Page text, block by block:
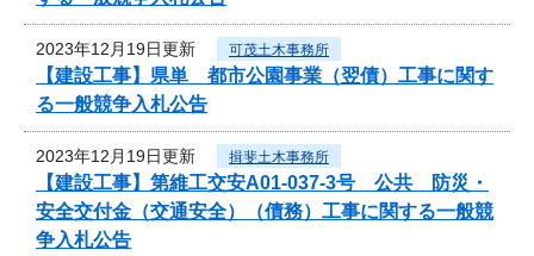
2023年12月19日更新 可茂土木事務所
【建設工事】県単 都市公園事業（翌債）工事に関す
る一般競争入札公告
2023年12月19日更新 揖斐土木事務所
【建設工事】第維工交安A01-037-3号 公共 防災・
安全交付金（交通安全）（債務）工事に関する一般競
争入札公告